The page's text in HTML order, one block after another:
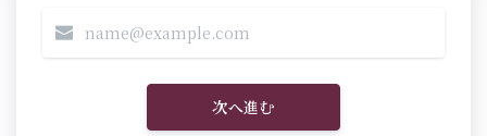
次へ進む